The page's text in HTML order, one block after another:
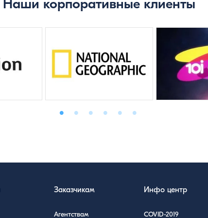
Наши корпоративные клиенты
Заказчикам
Агентствам
Инфо центр
COVID-2019